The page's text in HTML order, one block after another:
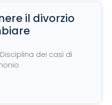
il divorzio
dei casi di